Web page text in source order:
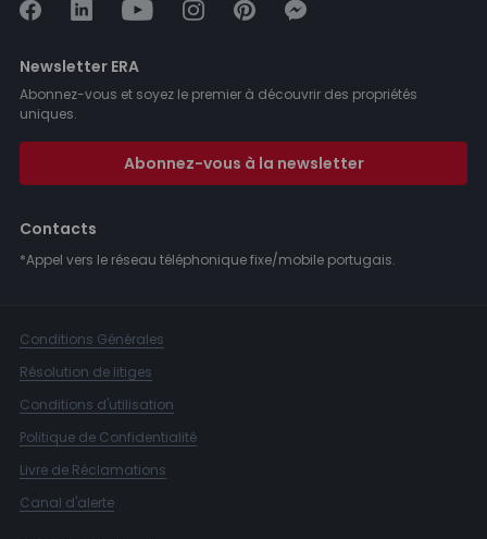
Newsletter ERA
Abonnez-vous et soyez le premier à découvrir des propriétés
uniques.
Abonnez-vous à la newsletter
Contacts
*Appel vers le réseau téléphonique fixe/mobile portugais.
Conditions Générales
Résolution de litiges
Conditions d'utilisation
Politique de Confidentialité
Livre de Réclamations
Canal d'alerte